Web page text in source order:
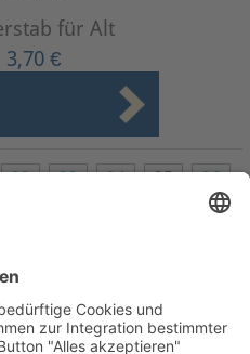
für Alt
3,70 €
22 23 24 25
26
von 37
Adresse